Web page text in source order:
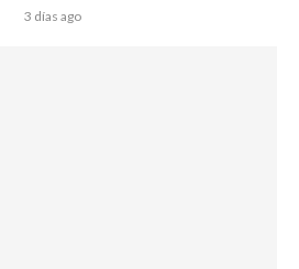
3 días ago